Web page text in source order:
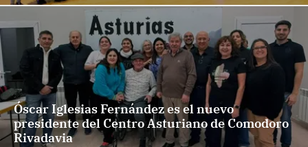
Óscar Iglesias Fernández es el nuevo
presidente del Centro Asturiano de Comodoro
Rivadavia